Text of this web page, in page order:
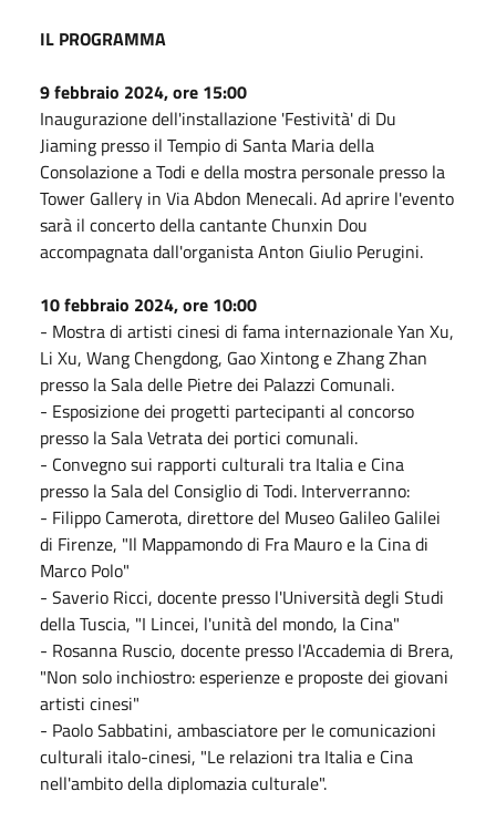
IL PROGRAMMA
9 febbraio 2024, ore 15:00
Inaugurazione dell'installazione 'Festività' di Du
Jiaming presso il Tempio di Santa Maria della
Consolazione a Todi e della mostra personale presso la
Tower Gallery in Via Abdon Menecali. Ad aprire l'evento
sarà il concerto della cantante Chunxin Dou
accompagnata dall'organista Anton Giulio Perugini.
10 febbraio 2024, ore 10:00
- Mostra di artisti cinesi di fama internazionale Yan Xu,
Li Xu, Wang Chengdong, Gao Xintong e Zhang Zhan
presso la Sala delle Pietre dei Palazzi Comunali.
- Esposizione dei progetti partecipanti al concorso
presso la Sala Vetrata dei portici comunali.
- Convegno sui rapporti culturali tra Italia e Cina
presso la Sala del Consiglio di Todi. Interverranno:
- Filippo Camerota, direttore del Museo Galileo Galilei
di Firenze, "Il Mappamondo di Fra Mauro e la Cina di
Marco Polo"
- Saverio Ricci, docente presso l'Università degli Studi
della Tuscia, "I Lincei, l'unità del mondo, la Cina"
- Rosanna Ruscio, docente presso l'Accademia di Brera,
"Non solo inchiostro: esperienze e proposte dei giovani
artisti cinesi"
- Paolo Sabbatini, ambasciatore per le comunicazioni
culturali italo-cinesi, "Le relazioni tra Italia e Cina
nell'ambito della diplomazia culturale".